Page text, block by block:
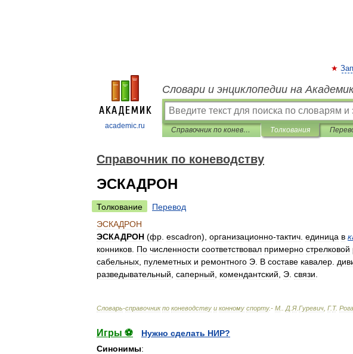
academic.ru
Словари и энциклопедии на
Справочник по коневодству Толкования
Справочник по коневодству
ЭСКАДРОН
Толкование
Перевод
ЭСКАДРОН
ЭСКАДРОН (фр escadron), организационно-тактич единица в
конников По численности соответствовал примерно стрелковой
сабельных пулеметных и ремонтного Э В составе кавалер
разведывательный саперный комендантский Э связи
Словарь-справочник по коневодству и конному спорту.- М Д Я Гуревич Г.Т.
Игры ⚽
Нужно сделать НИР?
Синонимы: